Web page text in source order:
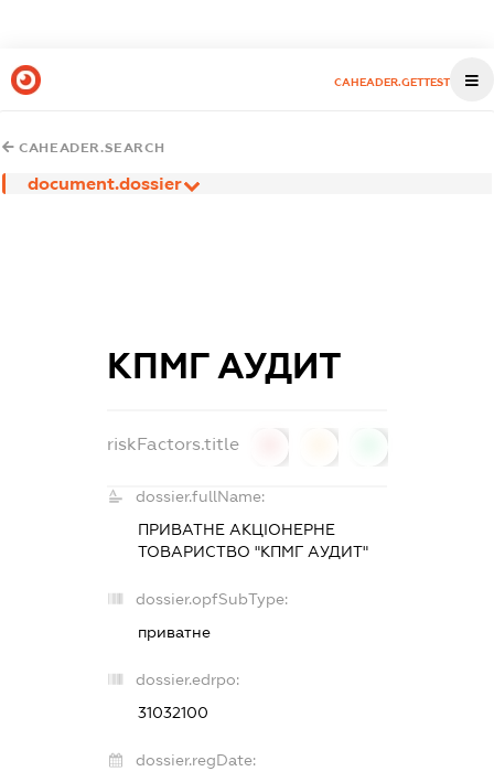
CAHEADER.GETTEST
CAHEADER.SEARCH
document.dossier
КПМГ АУДИТ
riskFactors.title
dossier.fullName:
ПРИВАТНЕ АКЦІОНЕРНЕ
ТОВАРИСТВО "КПМГ АУДИТ"
dossier.opfSubType:
приватне
dossier.edrpo:
31032100
dossier.regDate: